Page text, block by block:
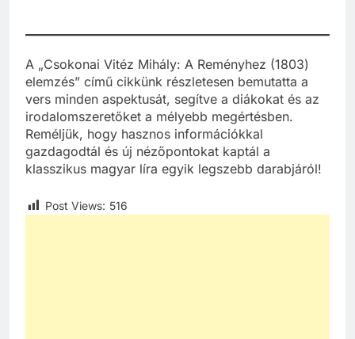
A „Csokonai Vitéz Mihály: A Reményhez (1803)
elemzés” című cikkünk részletesen bemutatta a
vers minden aspektusát, segítve a diákokat és az
irodalomszeretőket a mélyebb megértésben.
Reméljük, hogy hasznos információkkal
gazdagodtál és új nézőpontokat kaptál a
klasszikus magyar líra egyik legszebb darabjáról!
Post Views: 516